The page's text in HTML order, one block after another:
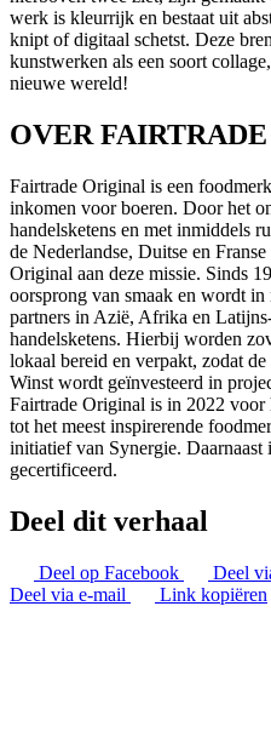
werk is kleurrijk en bestaat uit
knipt of digitaal schetst. Deze
kunstwerken als een soort
nieuwe wereld!
OVER
Fairtrade Original is een
inkomen voor boeren. Door het
handelsketens en met inmiddels
de Nederlandse, Duitse en
Original aan deze missie. Sinds
oorsprong van smaak en wordt
partners in Azië, Afrika en
handelsketens. Hierbij worden
lokaal bereid en verpakt, zodat
Winst wordt geïnvesteerd in
Fairtrade Original is in 2022
tot het meest inspirerende
initiatief van Synergie.
gecertificeerd.
Deel dit verhaal
Deel op Facebook Deel
Deel via e-mail
Link kopiëren